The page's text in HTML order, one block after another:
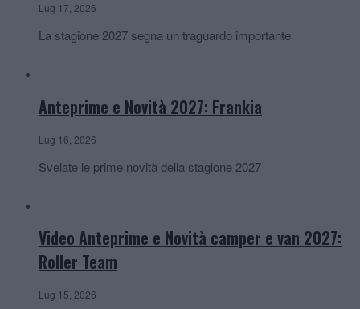
Lug 17, 2026
La stagione 2027 segna un traguardo importante
Anteprime e Novità 2027: Frankia
Lug 16, 2026
Svelate le prime novità della stagione 2027
Video Anteprime e Novità camper e van 2027:
Roller Team
Lug 15, 2026